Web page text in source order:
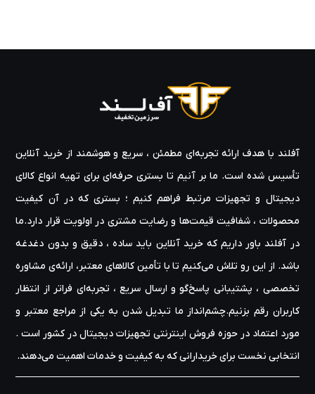
آفلند با هدف ارائه‌ تجربه‌ای مطمئن ، سریع و هوشمند از خرید آنلاین
تأسیس شده است. ما بر آنیم تا بستری حرفه‌ای برای تهیه‌ انواع کالای
دیجیتال و تجهیزات مرتبط فراهم کنیم ؛ بستری که در آن کیفیت
محصولات ، شفافیت قیمت‌ها و رضایت مشتری در اولویت قرار دارد.ما
در آفلند باور داریم که خرید آنلاین باید ساده ، دقیق و بدون دغدغه
باشد. از این رو تلاش می‌کنیم تا با تأمین کالاهای معتبر، ارائه‌ی مشاوره‌
تخصصی ، پشتیبانی پاسخ‌گو و ارسال سریع ، تجربه‌ای فراتر از انتظار
کاربران رقم بزنیم.چشم‌انداز ما تبدیل شدن به یکی از مراجع معتبر و
مورد اعتماد در حوزه‌ فروش اینترنتی تجهیزات دیجیتال در کشور است .
انتخابی نخست برای خریدارانی که به کیفیت و خدمات اهمیت می‌دهند.